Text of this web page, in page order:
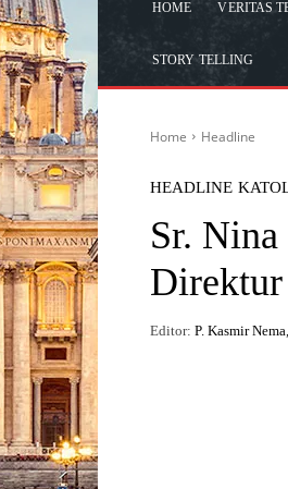
HOME VERITAS
STORY TELLING
Home Headline
HEADLINE
Sr.
Direktur
Editor: P. Kasmir